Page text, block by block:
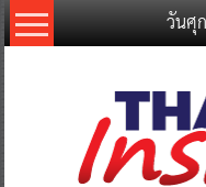
Skip
to
วันศุ